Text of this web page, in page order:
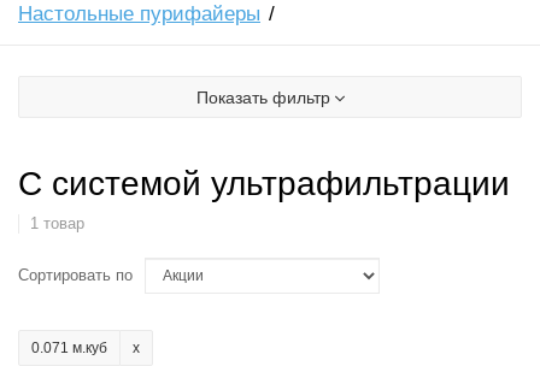
Настольные пурифайеры
Показать фильтр
С системой ультрафильтрации
1 товар
Сортировать по
0.071 м.куб